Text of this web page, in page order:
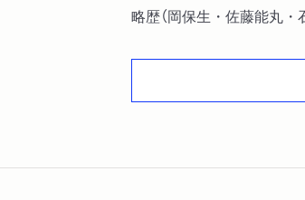
略歴（岡保生・佐藤能丸・